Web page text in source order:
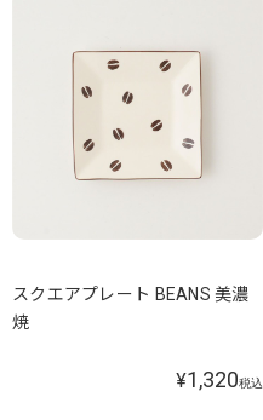
スクエアプレート BEANS 美濃
焼
¥1,320税込